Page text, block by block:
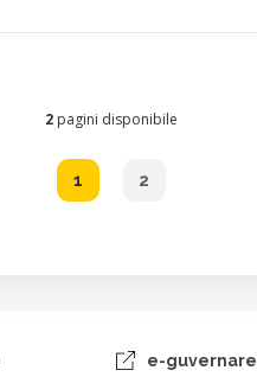
2pagini disponibile
1 2
e-guvernare